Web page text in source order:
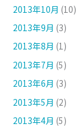
2013年10月 (10)
2013年9月 (3)
2013年8月 (1)
2013年7月 (5)
2013年6月 (3)
2013年5月 (2)
2013年4月 (5)